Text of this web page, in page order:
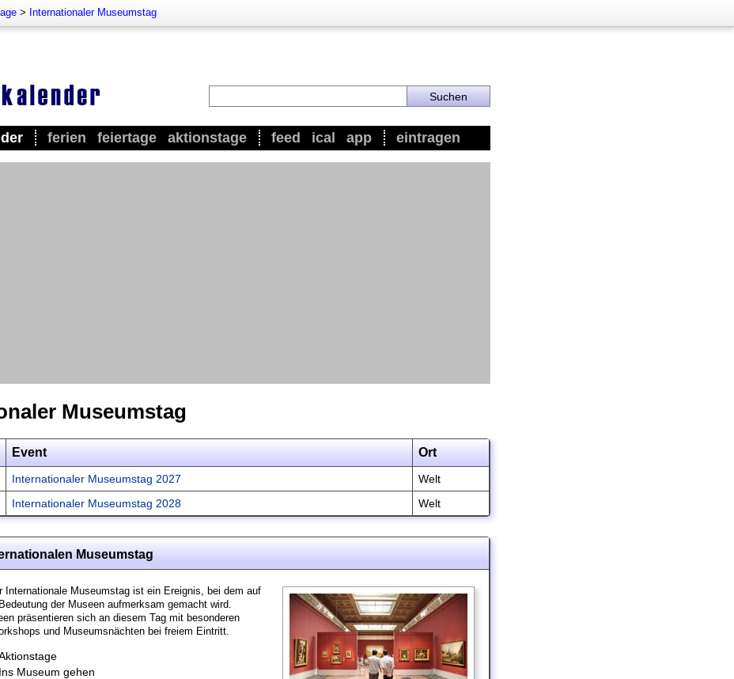
> Internationaler Museumstag
ferien feiertage aktionstage feed ical app eintragen
Museumstag
Event Ort
Internationaler Museumstag 2027
Welt
Internationaler Museumstag 2028 Welt
Museumstag
Internationale Museumstag ist ein Ereignis, bei dem auf
der Museen aufmerksam gemacht wird.
präsentieren sich an diesem Tag mit besonderen
und Museumsnächten bei freiem Eintritt.
Ins Museum gehen